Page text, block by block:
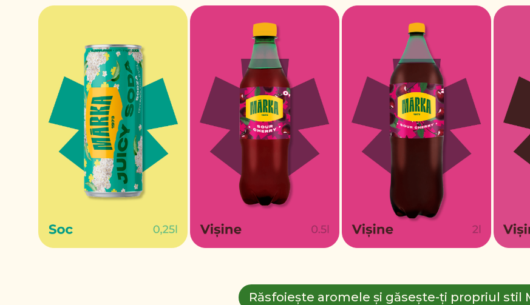
Răsfoiește aromele și găsește-ți propriul stil